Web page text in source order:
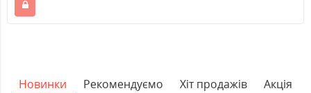
Новинки Рекомендуємо Хіт продажів
Акція